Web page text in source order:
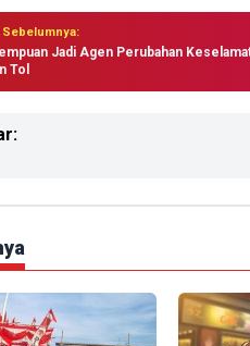
Sebelumnya:
Jadi Agen Perubahan
Tol